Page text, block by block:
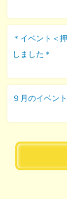
＊イベント＜
しました＊
９月のイベン